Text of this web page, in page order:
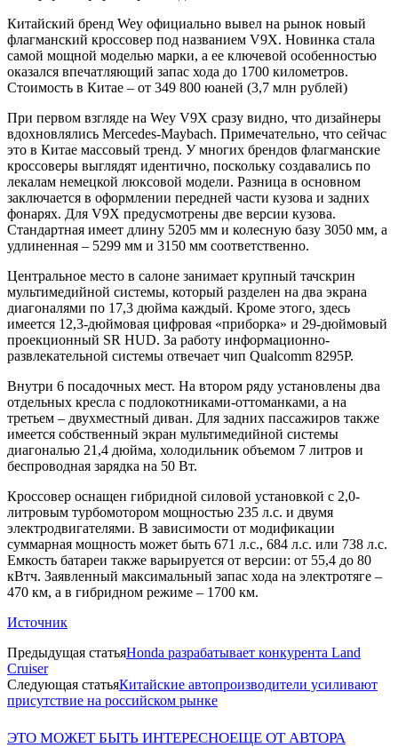
Китайский бренд Wey официально вывел на рынок новый
флагманский кроссовер под названием V9X. Новинка стала
самой мощной моделью марки, а ее ключевой особенностью
оказался впечатляющий запас хода до 1700 километров.
Стоимость в Китае – от 349 800 юаней (3,7 млн рублей)
При первом взгляде на Wey V9X сразу видно, что дизайнеры
вдохновлялись Mercedes-Maybach. Примечательно, что сейчас
это в Китае массовый тренд. У многих брендов флагманские
кроссоверы выглядят идентично, поскольку создавались по
лекалам немецкой люксовой модели. Разница в основном
заключается в оформлении передней части кузова и задних
фонарях. Для V9X предусмотрены две версии кузова.
Стандартная имеет длину 5205 мм и колесную базу 3050 мм, а
удлиненная – 5299 мм и 3150 мм соответственно.
Центральное место в салоне занимает крупный тачскрин
мультимедийной системы, который разделен на два экрана
диагоналями по 17,3 дюйма каждый. Кроме этого, здесь
имеется 12,3-дюймовая цифровая «приборка» и 29-дюймовый
проекционный SR HUD. За работу информационно-
развлекательной системы отвечает чип Qualcomm 8295P.
Внутри 6 посадочных мест. На втором ряду установлены два
отдельных кресла с подлокотниками-оттоманками, а на
третьем – двухместный диван. Для задних пассажиров также
имеется собственный экран мультимедийной системы
диагональю 21,4 дюйма, холодильник объемом 7 литров и
беспроводная зарядка на 50 Вт.
Кроссовер оснащен гибридной силовой установкой с 2,0-
литровым турбомотором мощностью 235 л.с. и двумя
электродвигателями. В зависимости от модификации
суммарная мощность может быть 671 л.с., 684 л.с. или 738 л.с.
Емкость батареи также варьируется от версии: от 55,4 до 80
кВтч. Заявленный максимальный запас хода на электротяге –
470 км, а в гибридном режиме – 1700 км.
Источник
Предыдущая статьяHonda разрабатывает конкурента Land
Cruiser
Следующая статьяКитайские автопроизводители усиливают
присутствие на российском рынке
ЭТО МОЖЕТ БЫТЬ ИНТЕРЕСНОЕЩЕ ОТ АВТОРА